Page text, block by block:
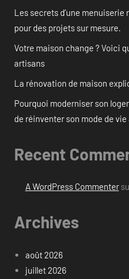
Les secrets d’une
pour des projets sur mesure.
Votre maison change ? Voici
artisans
La rénovation de maison
Pourquoi moderniser son
de réinventer son mode de
Recent
A WordPress Commenter
Archives
août 2026
juillet 2026